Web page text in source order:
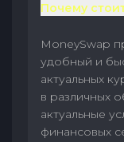
Почему
MoneySwap
удобный и
актуальных
в различных
актуальные
финансовых